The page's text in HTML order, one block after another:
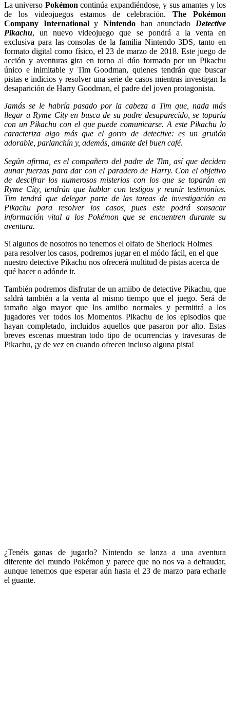
La universo Pokémon continúa expandiéndose, y sus amantes y los
de los videojuegos estamos de celebración. The Pokémon
Company InternationalyNintendo han anunciado Detective
Pikachu, un nuevo videojuego que se pondrá a la venta en
exclusiva para las consolas de la familia Nintendo 3DS, tanto en
formato digital como físico, el 23 de marzo de 2018. Este juego de
acción y aventuras gira en torno al dúo formado por un Pikachu
único e inimitable y Tim Goodman, quienes tendrán que buscar
pistas e indicios y resolver una serie de casos mientras investigan la
desaparición de Harry Goodman, el padre del joven protagonista.
Jamás se le habría pasado por la cabeza a Tim que, nada más
llegar a Ryme City en busca de su padre desaparecido, se toparía
con un Pikachu con el que puede comunicarse. A este Pikachu lo
caracteriza algo más que el gorro de detective: es un gruñón
adorable, parlanchín y, además, amante del buen café.
Según afirma, es el compañero del padre de Tim, así que deciden
aunar fuerzas para dar con el paradero de Harry. Con el objetivo
de descifrar los numerosos misterios con los que se toparán en
Ryme City, tendrán que hablar con testigos y reunir testimonios.
Tim tendrá que delegar parte de las tareas de investigación en
Pikachu para resolver los casos, pues este podrá sonsacar
información vital a los Pokémon que se encuentren durante su
aventura.
Si algunos de nosotros no tenemos el olfato de Sherlock Holmes
para resolver los casos, podremos jugar en el módo fácil, en el que
nuestro detective Pikachu nos ofrecerá multitud de pistas acerca de
qué hacer o adónde ir.
También podremos disfrutar de un amiibo de detective Pikachu, que
saldrá también a la venta al mismo tiempo que el juego. Será de
tamaño algo mayor que los amiibo normales y permitirá a los
jugadores ver todos los Momentos Pikachu de los episodios que
hayan completado, incluidos aquellos que pasaron por alto. Estas
breves escenas muestran todo tipo de ocurrencias y travesuras de
Pikachu, ¡y de vez en cuando ofrecen incluso alguna pista!
¿Tenéis ganas de jugarlo? Nintendo se lanza a una aventura
diferente del mundo Pokémon y parece que no nos va a defraudar,
aunque tenemos que esperar aún hasta el 23 de marzo para echarle
el guante.